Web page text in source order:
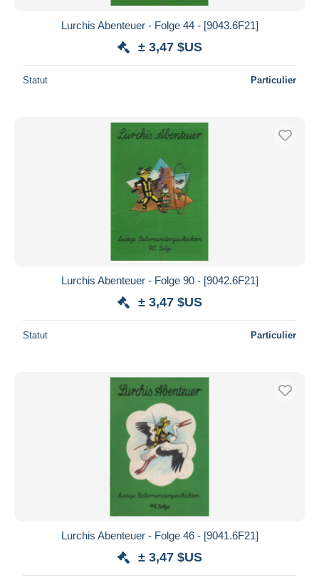
Lurchis Abenteuer - Folge 44 - [9043.6F21]
± 3,47 $US
Statut Particulier
Lurchis Abenteuer - Folge 90 - [9042.6F21]
± 3,47 $US
Statut Particulier
Lurchis Abenteuer - Folge 46 - [9041.6F21]
± 3,47 $US